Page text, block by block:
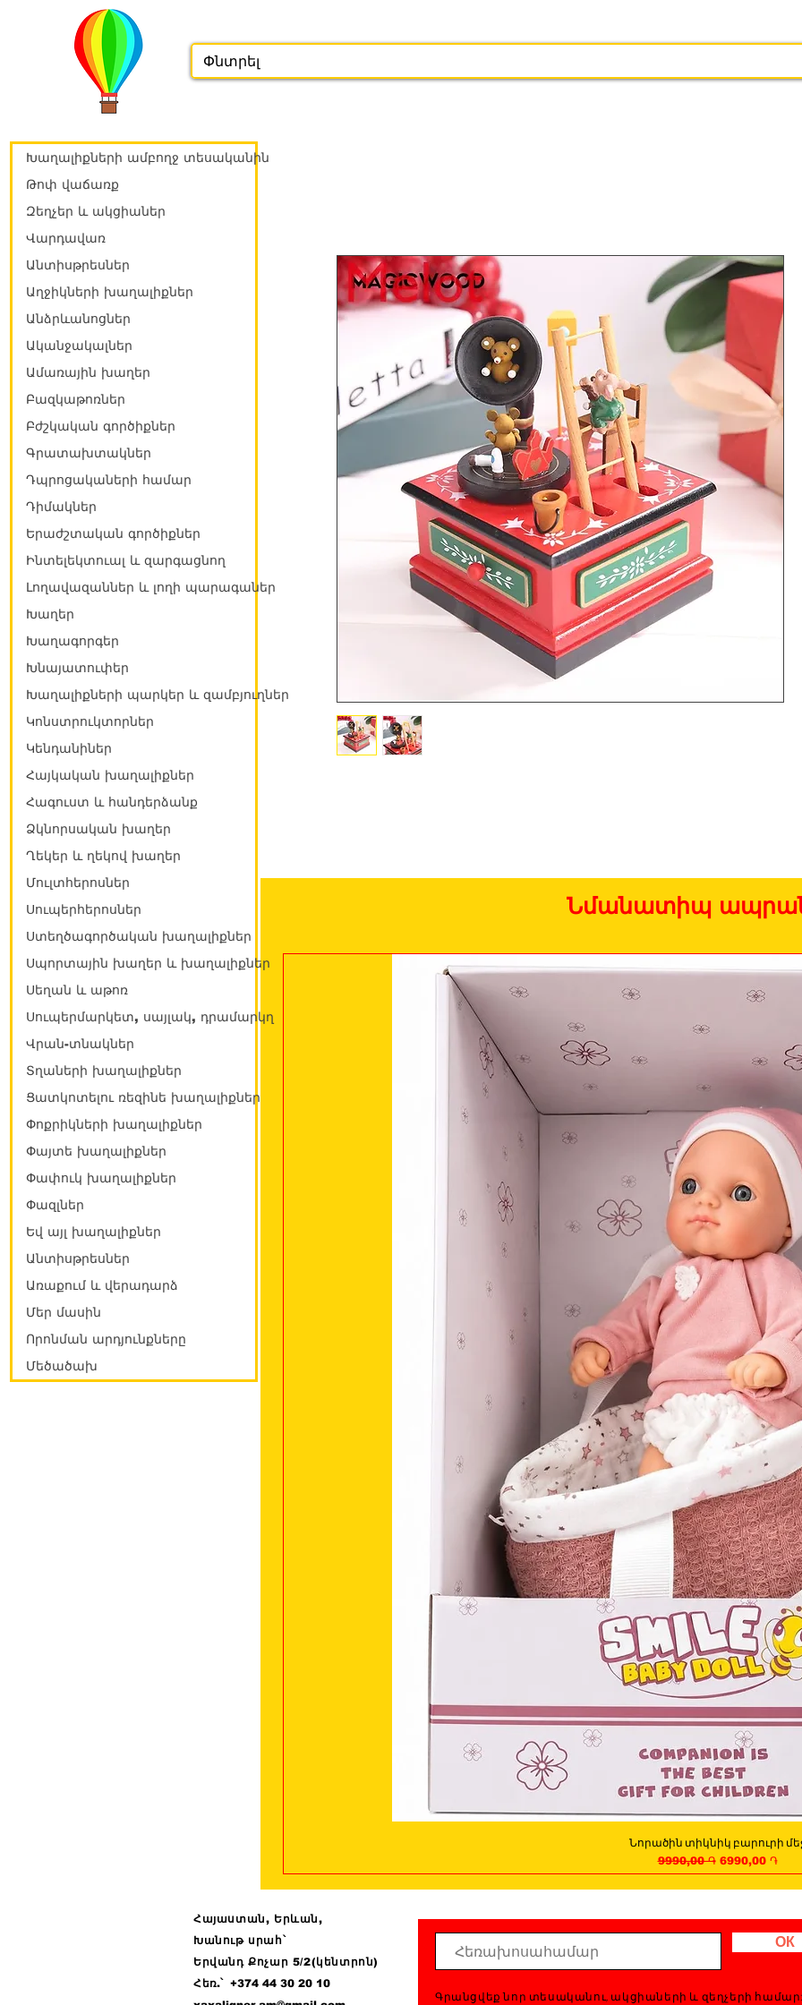
Նմանատիպ
Quick View
Նորածին տիկնիկ բարուրի
Regular Price
9990,00 ֏ Sale Price
6990,00 ֏
Խաղալիքների ամբողջ տեսականին
Թոփ վաճառք
Զեղչեր և ակցիաներ
Վարդավառ
Անտիսթրեսներ
Աղջիկների խաղալիքներ
Անձրևանոցներ
Ականջակալներ
Ամառային խաղեր
Բազկաթոռներ
Բժշկական գործիքներ
Գրատախտակներ
Դպրոցակաների համար
Դիմակներ
Երաժշտական գործիքներ
Ինտելեկտուալ և զարգացնող
Լողավազաններ և լողի պարագաներ
Խաղեր
Խաղագորգեր
Խնայատուփեր
Խաղալիքների պարկեր և զամբյուղներ
Կոնստրուկտորներ
Կենդանիներ
Հայկական խաղալիքներ
Հագուստ և հանդերձանք
Ձկնորսական խաղեր
Ղեկեր և ղեկով խաղեր
Մուլտհերոսներ
Սուպերհերոսներ
Ստեղծագործական խաղալիքներ
Սպորտային խաղեր և խաղալիքներ
Սեղան և աթոռ
Սուպերմարկետ, սայլակ, դրամարկղ
Վրան-տնակներ
Տղաների խաղալիքներ
Ցատկոտելու ռեզինե խաղալիքներ
Փոքրիկների խաղալիքներ
Փայտե խաղալիքներ
Փափուկ խաղալիքներ
Փազլներ
Եվ այլ խաղալիքներ
Անտիսթրեսներ
Առաքում և վերադարձ
Մեր մասին
Որոնման արդյունքները
Մեծածախ
Հայաստան, Երևան,
Խանութ սրահ՝
Երվանդ Քոչար 5/2(կենտրոն)
Հեռ.՝ +374 4430 20 10
ОК
Գրանցվեք նոր տեսականու, ակցիաների և զեղչերի